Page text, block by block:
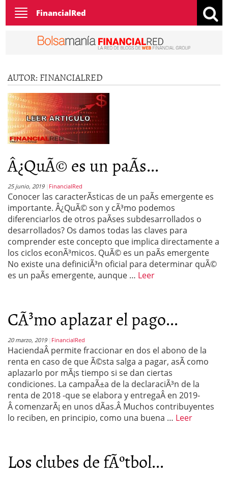
Toggle
navigation
FinancialRed
AUTOR: FINANCIALRED
Â¿QuÃ© es un paÃ­s...
25 junio, 2019 FinancialRed
Conocer las caracterÃ­sticas de un paÃ­s emergente es
importante. Â¿QuÃ© son y cÃ³mo podemos
diferenciarlos de otros paÃ­ses subdesarrollados o
desarrollados? Os damos todas las claves para
comprender este concepto que implica directamente a
los ciclos econÃ³micos. QuÃ© es un paÃ­s emergente
No existe una definiciÃ³n oficial para determinar quÃ©
es un paÃ­s emergente, aunque … Leer
CÃ³mo aplazar el pago...
20 marzo, 2019 FinancialRed
HaciendaÂ permite fraccionar en dos el abono de la
renta en caso de que Ã©sta salga a pagar, asÃ­ como
aplazarlo por mÃ¡s tiempo si se dan ciertas
condiciones. La campaÃ±a de la declaraciÃ³n de la
renta de 2018 -que se elabora y entregaÂ en 2019-
Â comenzarÃ¡ en unos dÃ­as.Â Muchos contribuyentes
lo reciben, en principio, como una buena … Leer
Los clubes de fÃºtbol...